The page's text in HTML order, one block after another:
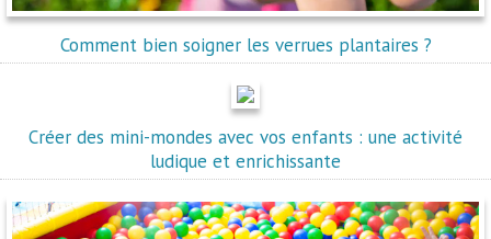
Comment bien soigner les verrues plantaires ?
Créer des mini-mondes avec vos enfants : une activité
ludique et enrichissante